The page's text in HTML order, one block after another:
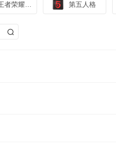
第五人格